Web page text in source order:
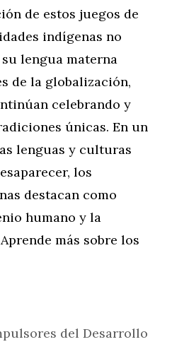
de estos juegos de
indígenas no
lengua materna
de la globalización,
celebrando y
únicas. En un
lenguas y culturas
los
destacan como
humano y la
más sobre los
del Desarrollo